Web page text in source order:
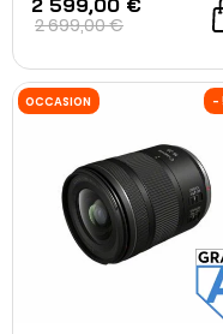
OCCASION
2 699,00 €